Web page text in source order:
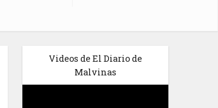
Videos de El Diario de
Malvinas